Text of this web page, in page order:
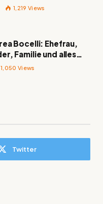
1,219 Views
Bocelli: Ehefrau,
Familie und alles
den italienischen
1,050 Views
Twitter